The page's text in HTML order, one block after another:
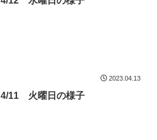
2023.04.13
4/11 火曜日の様子